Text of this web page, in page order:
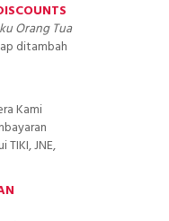
Orang Tua
ditambah
Kami
TIKI, JNE,